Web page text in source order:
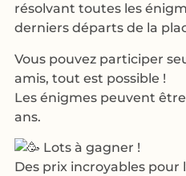
résolvant toutes les
derniers départs de la
Vous pouvez participer
amis, tout est possible !
Les énigmes peuvent
ans.
Lots à gagner !
Des prix incroyables pour